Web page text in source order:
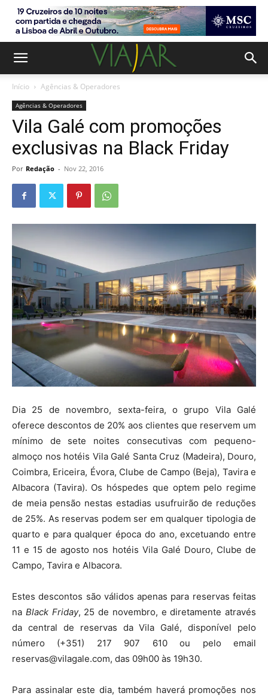
Início Agências & Operadores
Agências & Operadores
Vila Galé com promoções
exclusivas na Black Friday
Por Redação - Nov 22, 2016
Dia 25 de novembro, sexta-feira, o grupo Vila Galé
oferece descontos de 20% aos clientes que reservem um
mínimo de sete noites consecutivas com pequeno-
almoço nos hotéis Vila Galé Santa Cruz (Madeira), Douro,
Coimbra, Ericeira, Évora, Clube de Campo (Beja), Tavira e
Albacora (Tavira). Os hóspedes que optem pelo regime
de meia pensão nestas estadias usufruirão de reduções
de 25%. As reservas podem ser em qualquer tipologia de
quarto e para qualquer época do ano, excetuando entre
11 e 15 de agosto nos hotéis Vila Galé Douro, Clube de
Campo, Tavira e Albacora.
Estes descontos são válidos apenas para reservas feitas
na Black Friday, 25 de novembro, e diretamente através
da central de reservas da Vila Galé, disponível pelo
número (+351) 217 907 610 ou pelo email
reservas@vilagale.com, das 09h00 às 19h30.
Para assinalar este dia, também haverá promoções nos